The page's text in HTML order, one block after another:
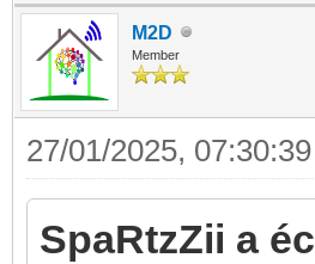
M2D
Member
27/01/2025, 07:30:39
SpaRtzZii a